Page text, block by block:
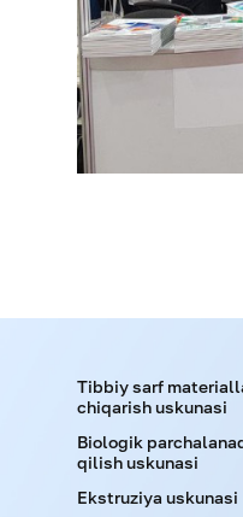
Tibbiy sarf
chiqarish uskunasi
Biologik
qilish uskunasi
Ekstruziya uskunasi